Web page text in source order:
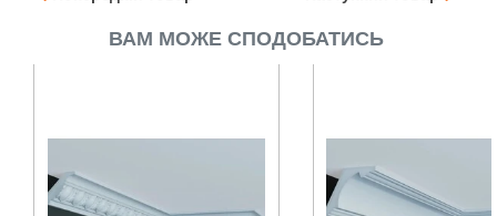
ВАМ МОЖЕ СПОДОБАТИСЬ